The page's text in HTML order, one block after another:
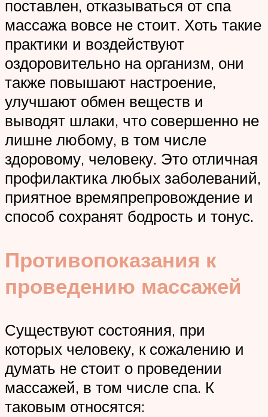
поставлен, отказываться от спа
массажа вовсе не стоит. Хоть такие
практики и воздействуют
оздоровительно на организм, они
также повышают настроение,
улучшают обмен веществ и
выводят шлаки, что совершенно не
лишне любому, в том числе
здоровому, человеку. Это отличная
профилактика любых заболеваний,
приятное времяпрепровождение и
способ сохранят бодрость и тонус.
Противопоказания к
проведению массажей
Существуют состояния, при
которых человеку, к сожалению и
думать не стоит о проведении
массажей, в том числе спа. К
таковым относятся: